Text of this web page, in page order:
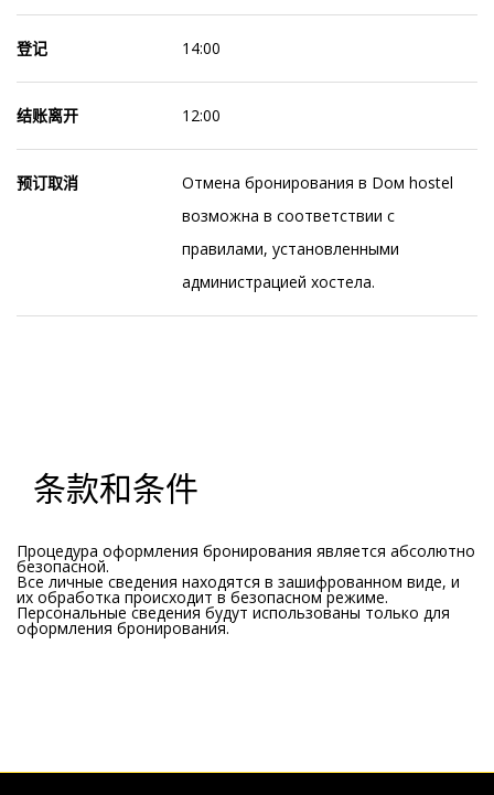
登记 14:00
结账离开 12:00
预订取消
Отмена бронирования в Dом hostel
возможна в соответствии с
правилами, установленными
администрацией хостела.
条款和条件
Процедура оформления бронирования является абсолютно
безопасной.
Все личные сведения находятся в зашифрованном виде, и
их обработка происходит в безопасном режиме.
Персональные сведения будут использованы только для
оформления бронирования.